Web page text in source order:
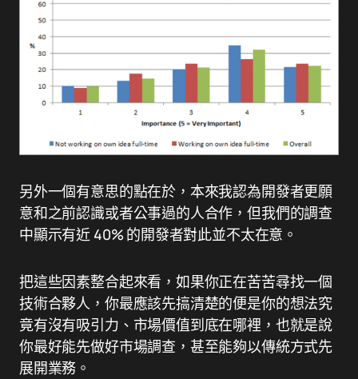
另外一個有意思的點在於，本來我認為開發者更願
意和之前認識或者公事過的人合作，但我們的調查
中顯示有近 40% 的開發者對此並不太在意。
把這些因素整合起來看，如果你正在苦苦尋找一個
技術合夥人，你最應該先搞清楚的便是你的想法究
竟有沒有吸引力、市場價值到底在哪裡，也就是說
你最好能先做好市場調查，甚至能夠以傳統方式先
展開業務。